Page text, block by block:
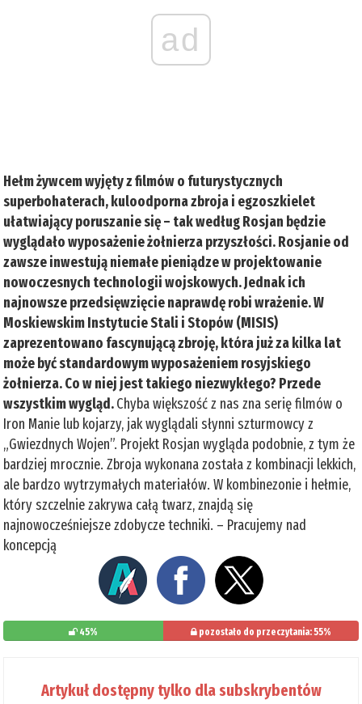
ad
Hełm żywcem wyjęty z filmów o futurystycznych
superbohaterach, kuloodporna zbroja i egzoszkielet
ułatwiający poruszanie się – tak według Rosjan będzie
wyglądało wyposażenie żołnierza przyszłości. Rosjanie od
zawsze inwestują niemałe pieniądze w projektowanie
nowoczesnych technologii wojskowych. Jednak ich
najnowsze przedsięwzięcie naprawdę robi wrażenie. W
Moskiewskim Instytucie Stali i Stopów (MISIS)
zaprezentowano fascynującą zbroję, która już za kilka lat
może być standardowym wyposażeniem rosyjskiego
żołnierza. Co w niej jest takiego niezwykłego? Przede
wszystkim wygląd.Chyba większość z nas zna serię filmów o
Iron Manie lub kojarzy, jak wyglądali słynni szturmowcy z
„Gwiezdnych Wojen”. Projekt Rosjan wygląda podobnie, z tym że
bardziej mrocznie. Zbroja wykonana została z kombinacji lekkich,
ale bardzo wytrzymałych materiałów. W kombinezonie i hełmie,
który szczelnie zakrywa całą twarz, znajdą się
najnowocześniejsze zdobycze techniki. – Pracujemy nad
koncepcją
45% pozostało do przeczytania: 55%
Artykuł dostępny tylko dla subskrybentów